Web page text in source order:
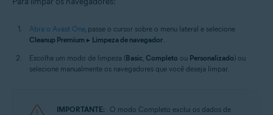
Abra o Avast One, passe o cursor sobre o menu lateral e selecione
Cleanup Premium ▸ Limpeza de navegador.
Escolha um modo de limpeza (Basic, Completo ou Personalizado) ou
selecione manualmente os navegadores que você deseja limpar.
IMPORTANTE:
O modo Completo exclui os dados de